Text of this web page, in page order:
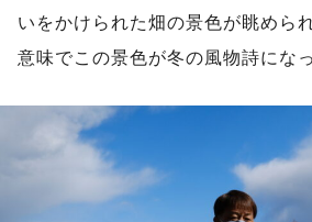
いをかけられた畑の景色が眺めら
意味でこの景色が冬の風物詩にな